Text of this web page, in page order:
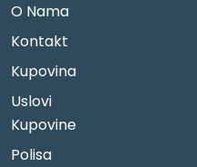
O Nama
Kontakt
Kupovina
Uslovi
Kupovine
Polisa